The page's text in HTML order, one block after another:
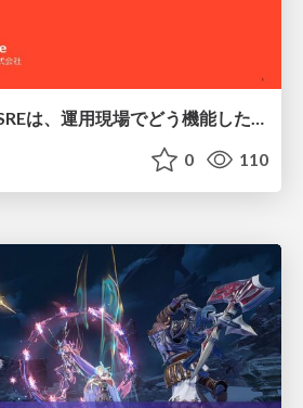
グローバル基準のSREは、運用現場でどう機能したか：成熟度アセスメントの実践 ／ SRE NEXT 2026
0 110